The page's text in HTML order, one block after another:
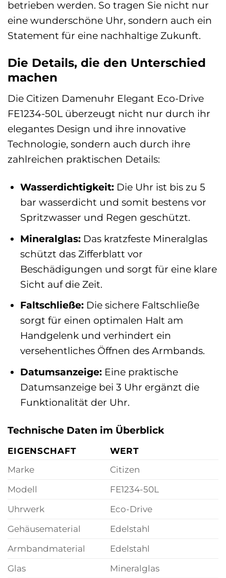
betrieben werden. So tragen Sie nicht nur
eine wunderschöne Uhr, sondern auch ein
Statement für eine nachhaltige Zukunft.
Die Details, die den Unterschied
machen
Die Citizen Damenuhr Elegant Eco-Drive
FE1234-50L überzeugt nicht nur durch ihr
elegantes Design und ihre innovative
Technologie, sondern auch durch ihre
zahlreichen praktischen Details:
Wasserdichtigkeit:Die Uhr ist bis zu 5
bar wasserdicht und somit bestens vor
Spritzwasser und Regen geschützt.
Mineralglas:Das kratzfeste Mineralglas
schützt das Zifferblatt vor
Beschädigungen und sorgt für eine klare
Sicht auf die Zeit.
Faltschließe:Die sichere Faltschließe
sorgt für einen optimalen Halt am
Handgelenk und verhindert ein
versehentliches Öffnen des Armbands.
Datumsanzeige:Eine praktische
Datumsanzeige bei 3 Uhr ergänzt die
Funktionalität der Uhr.
Technische Daten im Überblick
EIGENSCHAFT
WERT
Marke
Citizen
Modell
FE1234-50L
Uhrwerk
Eco-Drive
Gehäusematerial
Edelstahl
Armbandmaterial
Edelstahl
Glas
Mineralglas